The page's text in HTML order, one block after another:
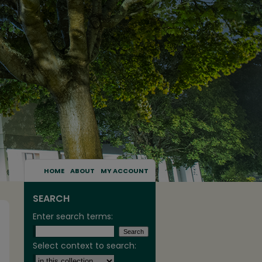
HOME ABOUT MY ACCOUNT
SEARCH
Enter search terms:
Select context to search: